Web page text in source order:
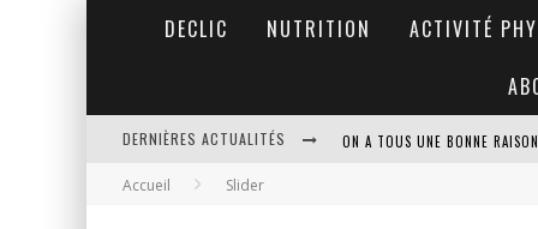
DECLIC NUTRITION ACTIVITÉ
DERNIÈRES ACTUALITÉS ON A TOUS UNE BONNE
Accueil Slider